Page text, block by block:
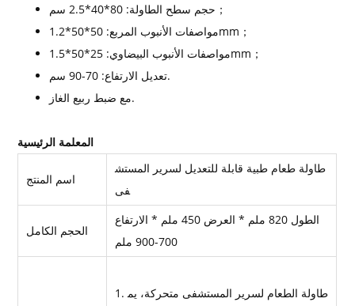
حجم سطح الطاولة: 80*40*2.5 سم；
مواصفات الأنبوب المربع: 50*50*1.2mm；
مواصفات الأنبوب البيضاوي: 25*50*1.5mm；
تعديل الارتفاع: 70-90 سم.
مع ضبط ربيع الغاز.
المعلمة الرئيسية
اسم المنتج
طاولة طعام طبية قابلة للتعديل لسرير المستش
فى
الحجم الكامل
الطول 820 ملم * العرض 450 ملم * الارتفاع
700-900 ملم
1. طاولة الطعام لسرير المستشفى متحركة، يم